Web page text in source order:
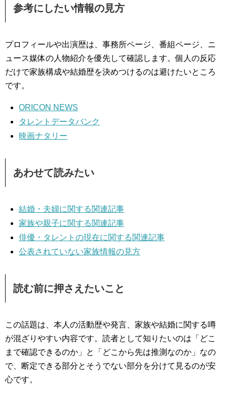
参考にしたい情報の見方
プロフィールや出演歴は、事務所ページ、番組ページ、ニ
ュース媒体の人物紹介を優先して確認します。個人の反応
だけで家族構成や結婚歴を決めつけるのは避けたいところ
です。
ORICON NEWS
タレントデータバンク
映画ナタリー
あわせて読みたい
結婚・夫婦に関する関連記事
家族や親子に関する関連記事
俳優・タレントの現在に関する関連記事
公表されていない家族情報の見方
読む前に押さえたいこと
この話題は、本人の活動歴や発言、家族や結婚に関する噂
が混ざりやすい内容です。読者として知りたいのは「どこ
まで確認できるのか」と「どこから先は推測なのか」なの
で、断定できる部分とそうでない部分を分けて見るのが安
心です。